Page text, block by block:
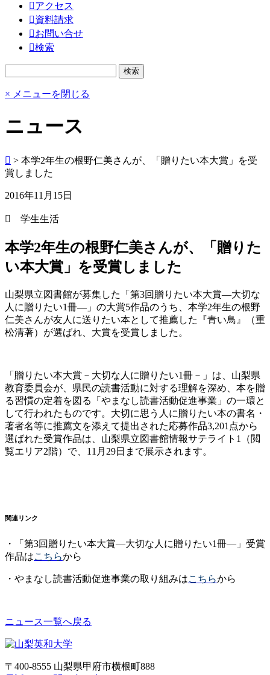
アクセス
資料請求
お問い合せ
検索
× メニューを閉じる
ニュース
> 本学2年生の根野仁美さんが、「贈りたい本大賞」を受
賞しました
2016年11月15日
学生生活
本学2年生の根野仁美さんが、「贈りた
い本大賞」を受賞しました
山梨県立図書館が募集した「第3回贈りたい本大賞―大切な
人に贈りたい1冊―」の大賞5作品のうち、本学2年生の根野
仁美さんが友人に送りたい本として推薦した『青い鳥』（重
松清著）が選ばれ、大賞を受賞しました。
「贈りたい本大賞－大切な人に贈りたい1冊－」は、山梨県
教育委員会が、県民の読書活動に対する理解を深め、本を贈
る習慣の定着を図る「やまなし読書活動促進事業」の一環と
して行われたものです。大切に思う人に贈りたい本の書名・
著者名等に推薦文を添えて提出された応募作品3,201点から
選ばれた受賞作品は、山梨県立図書館情報サテライト1（閲
覧エリア2階）で、11月29日まで展示されます。
関連リンク
・「第3回贈りたい本大賞―大切な人に贈りたい1冊―」受賞
作品はこちらから
・やまなし読書活動促進事業の取り組みはこちらから
ニュース一覧へ戻る
〒400-8555 山梨県甲府市横根町888